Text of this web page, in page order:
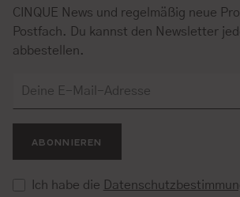
CINQUE News und regelmäßig neue
Postfach. Du kannst den Newsletter
abbestellen.
ABONNIEREN
Ich habe die